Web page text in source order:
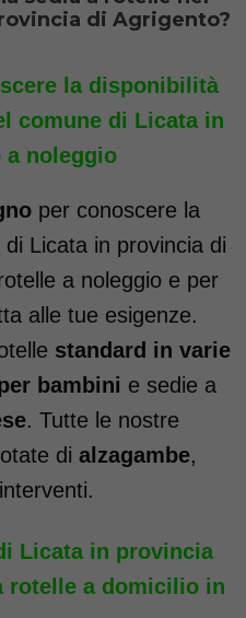
di Agrigento?
la disponibilità
comune di Licata in
a noleggio
per conoscere la
Licata in provincia di
a noleggio e per
alle tue esigenze.
standard in varie
bambini e sedie a
. Tutte le nostre
di alzagambe,
Licata in provincia
rotelle a domicilio in